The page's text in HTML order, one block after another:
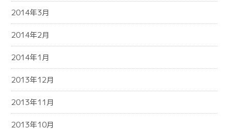
2014年3月
2014年2月
2014年1月
2013年12月
2013年11月
2013年10月